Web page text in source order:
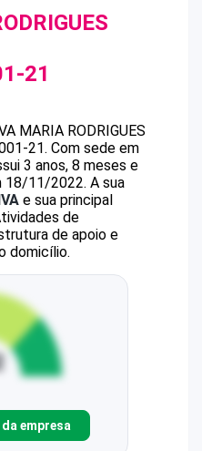
21
MARIA RODRIGUES
21. Com sede em
3 anos, 8 meses e
18/11/2022. A sua
e sua principal
de
de apoio e
domicílio.
empresa